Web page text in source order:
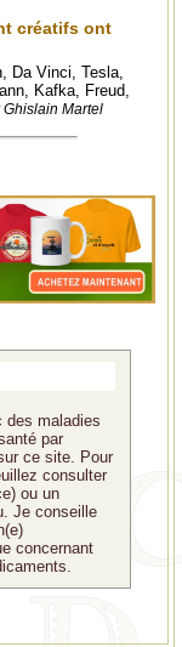
créatifs ont
Da Vinci, Tesla,
Kafka, Freud,
Ghislain Martel
des maladies
par
ce site. Pour
consulter
ou un
Je conseille
concernant